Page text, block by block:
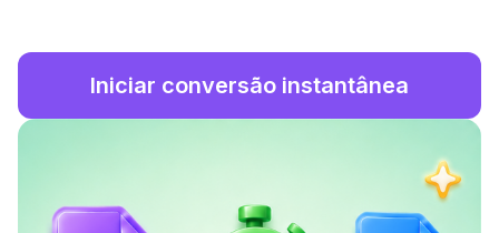
Iniciar conversão instantânea